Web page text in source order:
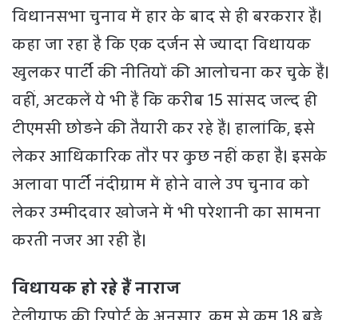
विधानसभा चुनाव में हार के बाद से ही बरकरार हैं।
कहा जा रहा है कि एक दर्जन से ज्यादा विधायक
खुलकर पार्टी की नीतियों की आलोचना कर चुके हैं।
वहीं, अटकलें ये भी हैं कि करीब 15 सांसद जल्द ही
टीएमसी छोड़ने की तैयारी कर रहे हैं। हालांकि, इसे
लेकर आधिकारिक तौर पर कुछ नहीं कहा है। इसके
अलावा पार्टी नंदीग्राम में होने वाले उप चुनाव को
लेकर उम्मीदवार खोजने में भी परेशानी का सामना
करती नजर आ रही है।
विधायक हो रहे हैं नाराज